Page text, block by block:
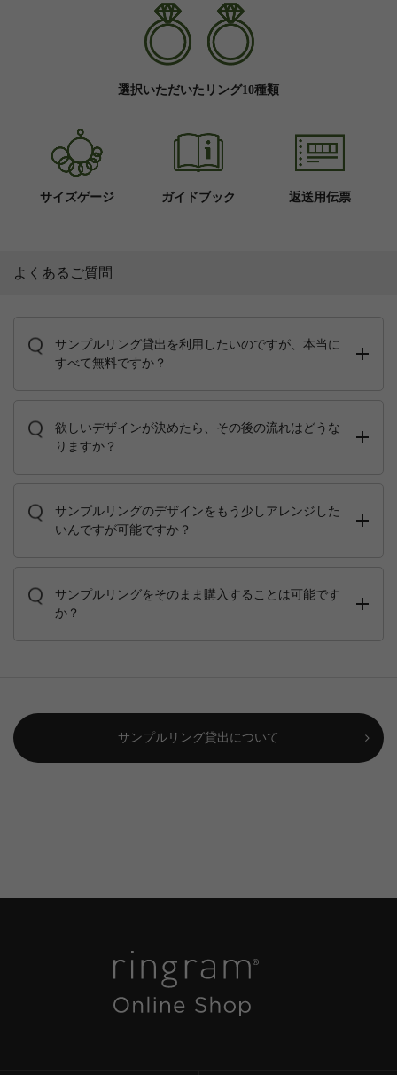
選択いただいたリング10種類
サイズゲージ ガイドブック 返送用伝票
よくあるご質問
サンプルリング貸出を利用したいのですが、本当に
すべて無料ですか？
欲しいデザインが決めたら、その後の流れはどうな
りますか？
サンプルリングのデザインをもう少しアレンジした
いんですが可能ですか？
サンプルリングをそのまま購入することは可能です
か？
サンプルリング貸出について